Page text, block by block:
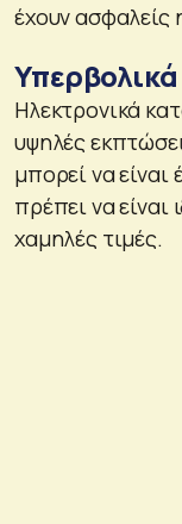
έχουν ασφαλείς
Ηλεκτρονικά
υψηλές
μπορεί να
πρέπει να είναι
χαμηλές τιμές.